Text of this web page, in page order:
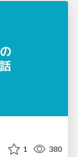
1 380